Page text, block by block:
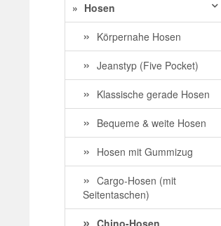
Hosen
Körpernahe Hosen
Jeanstyp (Five Pocket)
Klassische gerade Hosen
Bequeme & weite Hosen
Hosen mit Gummizug
Cargo-Hosen (mit
Seitentaschen)
Chino-Hosen